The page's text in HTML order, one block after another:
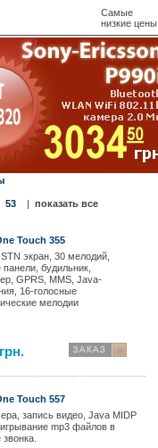
Самые
низкие цены
53 | показать все
Touch 355
экран, 30 мелодий,
будильник,
GPRS, MMS, Java-
16-голосные
мелодии
Touch 557
запись видео, Java MIDP
mp3 файлов в